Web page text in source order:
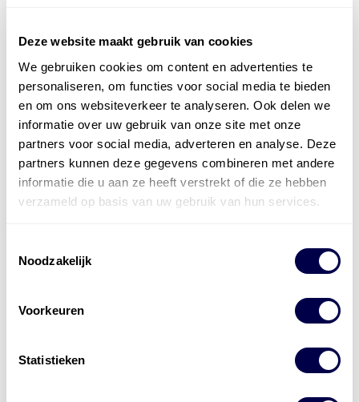
Deze website maakt gebruik van cookies
We gebruiken cookies om content en advertenties te
personaliseren, om functies voor social media te bieden
en om ons websiteverkeer te analyseren. Ook delen we
informatie over uw gebruik van onze site met onze
partners voor social media, adverteren en analyse. Deze
partners kunnen deze gegevens combineren met andere
informatie die u aan ze heeft verstrekt of die ze hebben
verzameld op basis van uw gebruik van hun services.
Noodzakelijk
Voorkeuren
Statistieken
Officieel distributeur met Mobil Smeermiddelen
voor alle sectoren
Welke olie heb ik nodig
Alle producten bekijken